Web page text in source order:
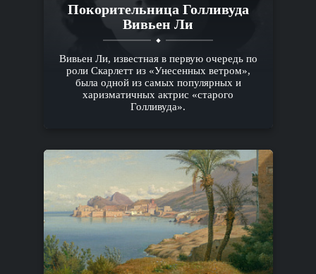
Покорительница Голливуда
Вивьен Ли
Вивьен Ли, известная в первую очередь по
роли Скарлетт из «Унесенных ветром»,
была одной из самых популярных и
харизматичных актрис «старого
Голливуда».